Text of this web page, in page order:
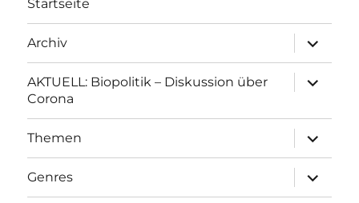
Startseite
Archiv
anzeigen
AKTUELL: Biopolitik – Diskussion über
Corona
anzeigen
Themen
anzeigen
Genres
anzeigen